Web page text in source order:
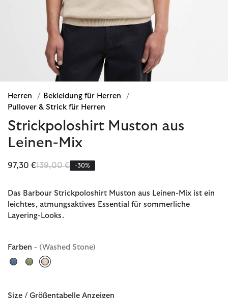
Herren / Bekleidung für Herren
/
Pullover & Strick für Herren
Strickpoloshirt Muston aus
Leinen-Mix
97,30 €Reduziert von
139,00 €bis-30%
Das Barbour Strickpoloshirt Muston aus Leinen-Mix ist ein
leichtes, atmungsaktives Essential für sommerliche
Layering-Looks.
Farben - (Washed Stone)
Size / Größentabelle Anzeigen